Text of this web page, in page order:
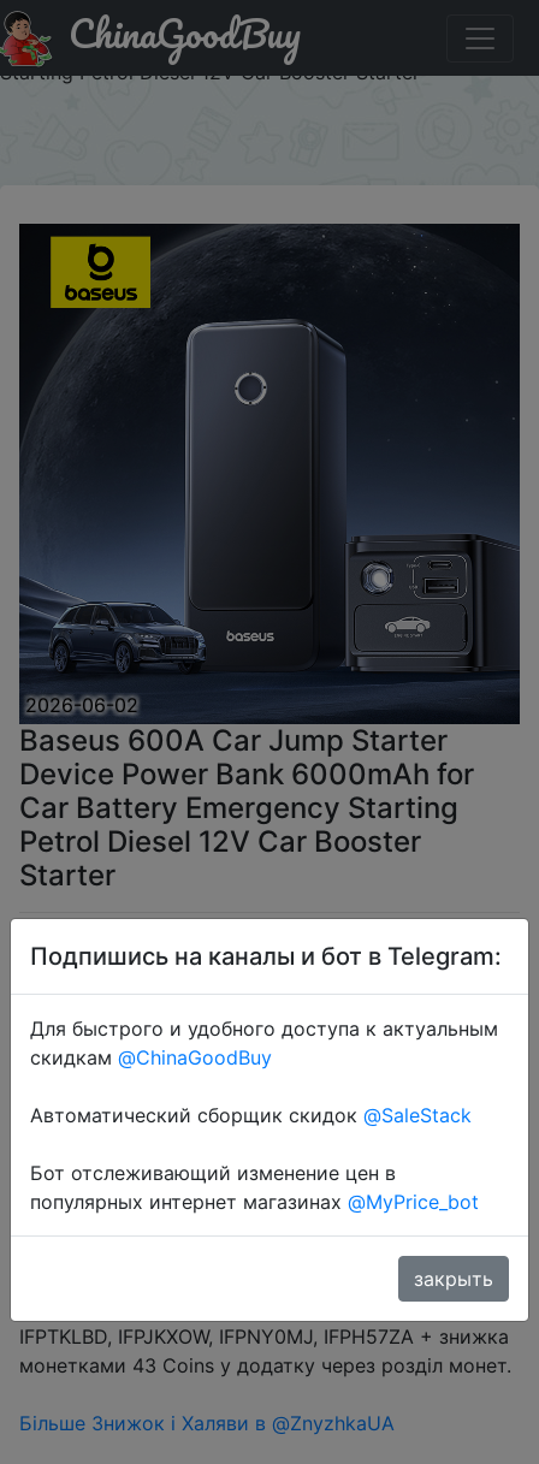
Код на скидку :IFPDTFHT Baseus 600A Car Jump Starter
Device Power Bank 6000mAh for Car Battery Emergency
Starting Petrol Diesel 12V Car Booster Starter
ChinaGoodBuy
2026-06-02
Baseus 600A Car Jump Starter
Device Power Bank 6000mAh for
Car Battery Emergency Starting
Petrol Diesel 12V Car Booster
Starter
$36.4
Промокод:
Перейти в магазин
Промокод на вибір $6/$39 (15.38%) → IFPDTFHT,
IFPTKLBD, IFPJKXOW, IFPNY0MJ, IFPH57ZA + знижка
монетками 43 Coins у додатку через розділ монет.
Більше Знижок і Халяви в @ZnyzhkaUA
Подпишись на каналы и бот в Telegram:
Для быстрого и удобного доступа к актуальным
скидкам @ChinaGoodBuy
Автоматический сборщик скидок @SaleStack
Бот отслеживающий изменение цен в
популярных интернет магазинах @MyPrice_bot
закрыть